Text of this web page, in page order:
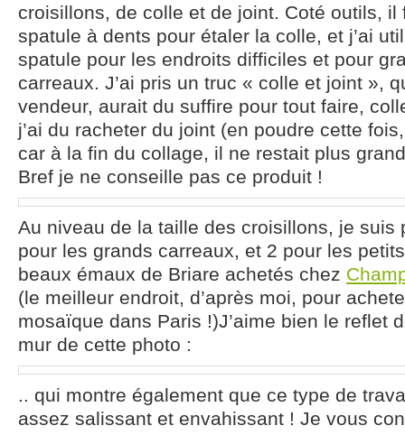
croisillons, de colle et de joint. Coté outils, il
spatule à dents pour étaler la colle, et j’ai
spatule pour les endroits difficiles et pour
carreaux. J’ai pris un truc « colle et joint »,
vendeur, aurait du suffire pour tout faire,
j’ai du racheter du joint (en poudre cette
car à la fin du collage, il ne restait plus
Bref je ne conseille pas ce produit !
Au niveau de la taille des croisillons, je suis
pour les grands carreaux, et 2 pour les
beaux émaux de Briare achetés chez
(le meilleur endroit, d’après moi, pour
mosaïque dans Paris !)J’aime bien le reflet
mur de cette photo :
.. qui montre également que ce type de
assez salissant et envahissant ! Je vous